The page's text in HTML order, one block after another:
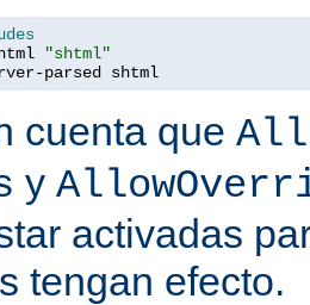
html
"shtml"
parsed shtml
cuenta que
y
activadas
tengan efecto.